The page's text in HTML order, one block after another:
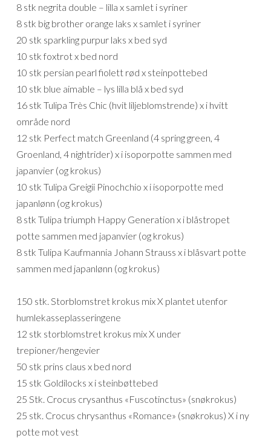
8 stk negrita double – lilla x samlet i syriner
8 stk big brother orange laks x samlet i syriner
20 stk sparkling purpur laks x bed syd
10 stk foxtrot x bed nord
10 stk persian pearl fiolett rød x steinpottebed
10 stk blue aimable – lys lilla blå x bed syd
16 stk Tulipa Très Chic (hvit liljeblomstrende) x i hvitt
område nord
12 stk Perfect match Greenland (4 spring green, 4
Groenland, 4 nightrider) x i isoporpotte sammen med
japanvier (og krokus)
10 stk Tulipa Greigii Pinochchio x i isoporpotte med
japanlønn (og krokus)
8 stk Tulipa triumph Happy Generation x i blåstropet
potte sammen med japanvier (og krokus)
8 stk Tulipa Kaufmannia Johann Strauss x i blåsvart potte
sammen med japanlønn (og krokus)
150 stk. Storblomstret krokus mix X plantet utenfor
humlekasseplasseringene
12 stk storblomstret krokus mix X under
trepioner/hengevier
50 stk prins claus x bed nord
15 stk Goldilocks x i steinbøttebed
25 Stk. Crocus crysanthus «Fuscotinctus» (snøkrokus)
25 stk. Crocus chrysanthus «Romance» (snøkrokus) X i ny
potte mot vest